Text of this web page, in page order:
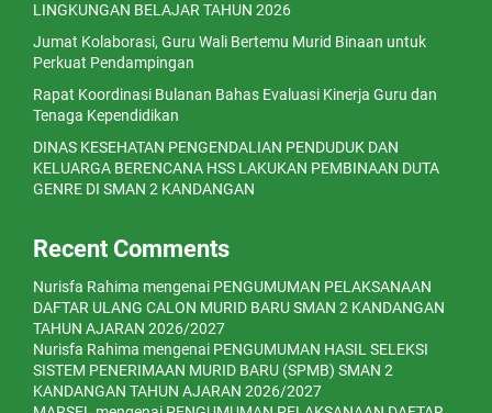
LINGKUNGAN BELAJAR TAHUN 2026
Jumat Kolaborasi, Guru Wali Bertemu Murid Binaan untuk
Perkuat Pendampingan
Rapat Koordinasi Bulanan Bahas Evaluasi Kinerja Guru dan
Tenaga Kependidikan
DINAS KESEHATAN PENGENDALIAN PENDUDUK DAN
KELUARGA BERENCANA HSS LAKUKAN PEMBINAAN DUTA
GENRE DI SMAN 2 KANDANGAN
Recent Comments
Nurisfa Rahima mengenai PENGUMUMAN PELAKSANAAN
DAFTAR ULANG CALON MURID BARU SMAN 2 KANDANGAN
TAHUN AJARAN 2026/2027
Nurisfa Rahima mengenai PENGUMUMAN HASIL SELEKSI
SISTEM PENERIMAAN MURID BARU (SPMB) SMAN 2
KANDANGAN TAHUN AJARAN 2026/2027